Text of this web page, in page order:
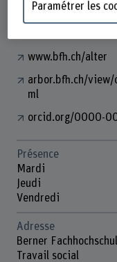
www.bfh.ch/alter
arbor.bfh.ch/view/
ml
orcid.org/0000-
Présence
Mardi
Jeudi
Vendredi
Adresse
Berner
Travail social
Paramétrer les